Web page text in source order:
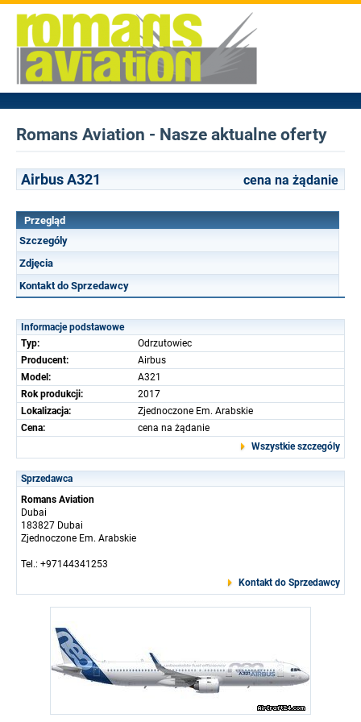
Romans Aviation - Nasze aktualne oferty
Airbus A321 cena na żądanie
Przegląd
Szczególy
Zdjęcia
Kontakt do Sprzedawcy
Informacje podstawowe
Typ:
Odrzutowiec
Producent:
Airbus
Model:
A321
Rok produkcji:
2017
Lokalizacja:
Zjednoczone Em. Arabskie
Cena:
cena na żądanie
Wszystkie szczególy
Sprzedawca
Romans Aviation
Dubai
183827 Dubai
Zjednoczone Em. Arabskie
Tel.: +97144341253
Kontakt do Sprzedawcy